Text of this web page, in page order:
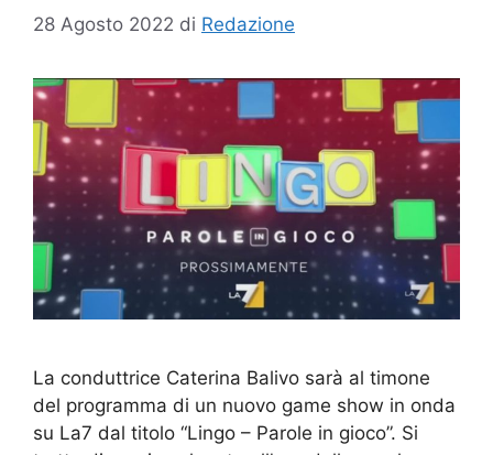
28 Agosto 2022 di Redazione
La conduttrice Caterina Balivo sarà al timone
del programma di un nuovo game show in onda
su La7 dal titolo “Lingo – Parole in gioco”. Si